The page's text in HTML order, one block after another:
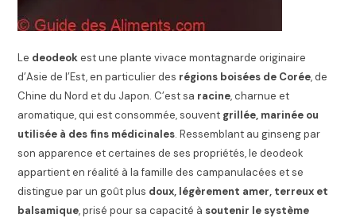
Le deodeokest une plante vivace montagnarde originaire
d’Asie de l’Est, en particulier des régions boisées de Corée, de
Chine du Nord et du Japon. C’est sa racine, charnue et
aromatique, qui est consommée, souvent grillée, marinée ou
utilisée à des fins médicinales. Ressemblant au ginseng par
son apparence et certaines de ses propriétés, le deodeok
appartient en réalité à la famille des campanulacées et se
distingue par un goût plus doux, légèrement amer, terreux et
balsamique, prisé pour sa capacité à soutenir le système